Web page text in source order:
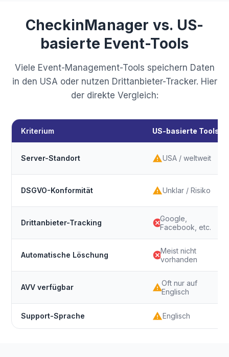
CheckinManager vs. US-
basierte Event-Tools
Viele Event-Management-Tools speichern Daten
in den USA oder nutzen Drittanbieter-Tracker. Hier
der direkte Vergleich:
Kriterium US-basierte Tools
Server-Standort warningUSA / weltweit
DSGVO-Konformität warningUnklar / Risiko
Drittanbieter-Tracking cancelGoogle,
Facebook, etc.
Automatische Löschung cancelMeist nicht
vorhanden
AVV verfügbar warningOft nur auf
Englisch
Support-Sprache warningEnglisch